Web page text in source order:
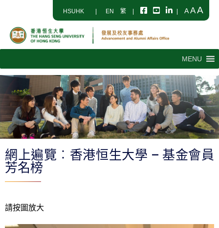
HSUHK EN 繁 AAA
MENU
網上遍覽︰香港恒生大學 – 基金會員
芳名榜
請按圖放大